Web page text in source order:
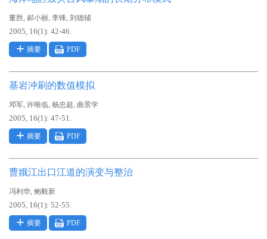
董胜, 郝小丽, 李锋, 刘德辅
2005, 16(1): 42-46.
摘要 PDF
基岩冲刷的数值模拟
邓军, 许唯临, 杨忠超, 曲景学
2005, 16(1): 47-51.
摘要 PDF
曹娥江出口江道的演变与整治
冯利华, 鲍毅新
2005, 16(1): 52-55.
摘要 PDF